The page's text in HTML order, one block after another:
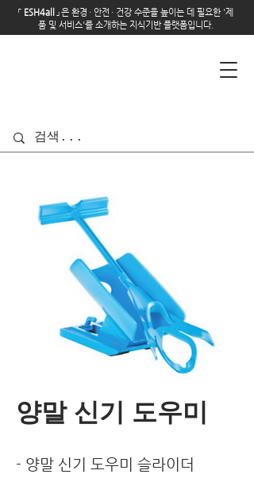
「 ESH4all 」은 환경 · 안전 · 건강 수준을 높이는 데 필요한 '제
품 및 서비스'를 소개하는 지식기반 플랫폼입니다.
양말 신기 도우미
- 양말 신기 도우미 슬라이더